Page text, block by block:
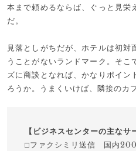
本まで頼めるならば、ぐっと見栄
だ。
見落としがちだが、ホテルは初対
うことがないランドマーク。そこ
ズに商談となれば、かなりポイン
ろうか。うまくいけば、隣接のカ
【ビジネスセンターの主なサ
□ファクシミリ送信 国内